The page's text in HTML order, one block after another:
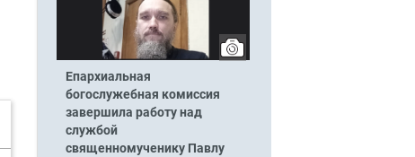
Епархиальная
богослужебная комиссия
завершила работу над
службой
священномученику Павлу